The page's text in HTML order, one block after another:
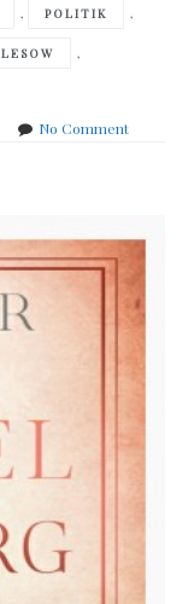
, POLITIK ,
,
No Commenton
Grandhotel